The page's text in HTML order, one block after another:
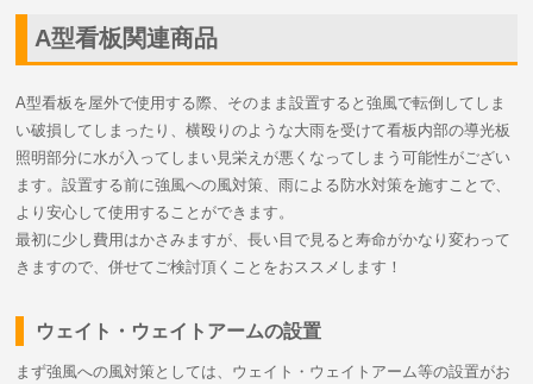
A型看板関連商品
A型看板を屋外で使用する際、そのまま設置すると強風で転倒してしま
い破損してしまったり、横殴りのような大雨を受けて看板内部の導光板
照明部分に水が入ってしまい見栄えが悪くなってしまう可能性がござい
ます。設置する前に強風への風対策、雨による防水対策を施すことで、
より安心して使用することができます。
最初に少し費用はかさみますが、長い目で見ると寿命がかなり変わって
きますので、併せてご検討頂くことをおススメします！
ウェイト・ウェイトアームの設置
まず強風への風対策としては、ウェイト・ウェイトアーム等の設置がお